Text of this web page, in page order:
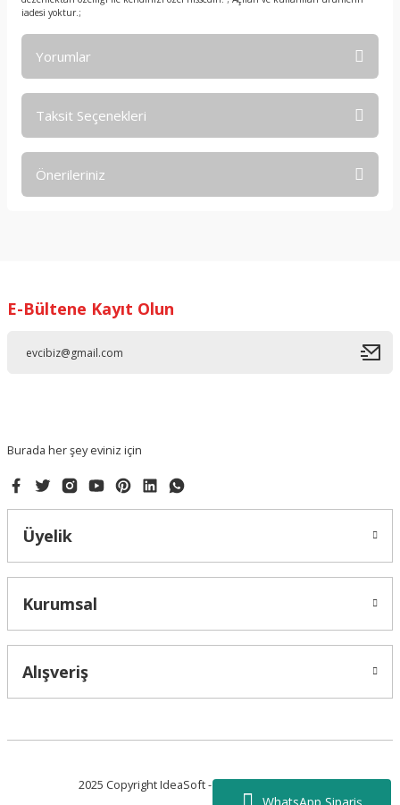
WhatsApp Sipariş
iadesi yoktur.;
Yorumlar
Taksit Seçenekleri
Önerileriniz
Ürün resmi kalitesiz, bozuk veya görüntülenemiyor.
E-Bültene Kayıt Olun
Burada her şey eviniz için
Üyelik
Kurumsal
Alışveriş
2025 Copyright IdeaSoft - Tüm Hakları Saklıdır.